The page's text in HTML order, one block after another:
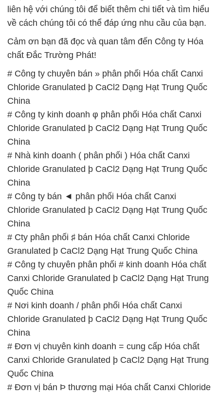
liên hệ với chúng tôi để biết thêm chi tiết và tìm hiểu
về cách chúng tôi có thể đáp ứng nhu cầu của bạn.
Cảm ơn bạn đã đọc và quan tâm đến Công ty Hóa
chất Đắc Trường Phát!
# Công ty chuyên bán » phân phối Hóa chất Canxi
Chloride Granulated þ CaCl2 Dạng Hạt Trung Quốc
China
# Công ty kinh doanh φ phân phối Hóa chất Canxi
Chloride Granulated þ CaCl2 Dạng Hạt Trung Quốc
China
# Nhà kinh doanh ( phân phối ) Hóa chất Canxi
Chloride Granulated þ CaCl2 Dạng Hạt Trung Quốc
China
# Công ty bán ◄ phân phối Hóa chất Canxi
Chloride Granulated þ CaCl2 Dạng Hạt Trung Quốc
China
# Cty phân phối ♯ bán Hóa chất Canxi Chloride
Granulated þ CaCl2 Dạng Hạt Trung Quốc China
# Công ty chuyên phân phối # kinh doanh Hóa chất
Canxi Chloride Granulated þ CaCl2 Dạng Hạt Trung
Quốc China
# Nơi kinh doanh / phân phối Hóa chất Canxi
Chloride Granulated þ CaCl2 Dạng Hạt Trung Quốc
China
# Đơn vị chuyên kinh doanh = cung cấp Hóa chất
Canxi Chloride Granulated þ CaCl2 Dạng Hạt Trung
Quốc China
# Đơn vị bán Þ thương mại Hóa chất Canxi Chloride